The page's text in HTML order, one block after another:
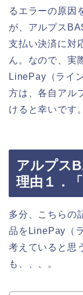
るエラーの原因
が、アルプス
支払い決済に対
ん。なので、実
LinePay（ライ
方は、各自アル
けると幸いです。
アルプス
理由１．
多分、こちらの
品をLinePay（
考えていると思
も、、、。